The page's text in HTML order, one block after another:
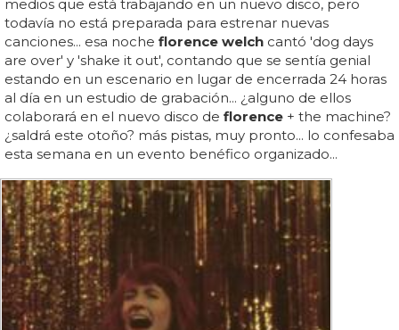
medios que está trabajando en un nuevo disco, pero
todavía no está preparada para estrenar nuevas
canciones... esa noche florence welch cantó 'dog days
are over' y 'shake it out', contando que se sentía genial
estando en un escenario en lugar de encerrada 24 horas
al día en un estudio de grabación... ¿alguno de ellos
colaborará en el nuevo disco de florence + the machine?
¿saldrá este otoño? más pistas, muy pronto... lo confesaba
esta semana en un evento benéfico organizado...